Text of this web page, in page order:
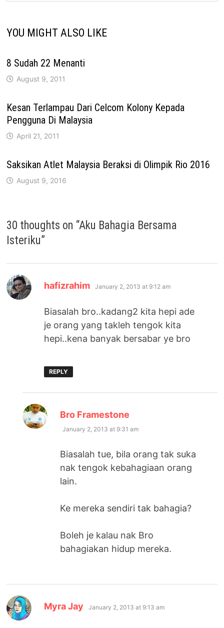
YOU MIGHT ALSO LIKE
8 Sudah 22 Menanti
August 9, 2011
Kesan Terlampau Dari Celcom Kolony Kepada
Pengguna Di Malaysia
April 21, 2011
Saksikan Atlet Malaysia Beraksi di Olimpik Rio 2016
August 9, 2016
30 thoughts on “Aku Bahagia Bersama
Isteriku”
hafizrahim says:
January 2, 2013 at 9:12 am
Biasalah bro..kadang2 kita hepi ade
je orang yang takleh tengok kita
hepi..kena banyak bersabar ye bro
REPLY
Bro Framestone
January 2, 2013 at 9:31 am
Biasalah tue, bila orang tak suka
nak tengok kebahagiaan orang
lain.
Ke mereka sendiri tak bahagia?
Boleh je kalau nak Bro
bahagiakan hidup mereka.
Myra Jay says:
January 2, 2013 at 9:13 am